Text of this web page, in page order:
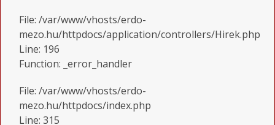
File: /var/www/vhosts/erdo-
mezo.hu/httpdocs/application/controllers/Hirek.php
Line: 196
Function: _error_handler
File: /var/www/vhosts/erdo-
mezo.hu/httpdocs/index.php
Line: 315